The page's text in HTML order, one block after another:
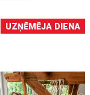
UZŅĒMĒJA DIENA